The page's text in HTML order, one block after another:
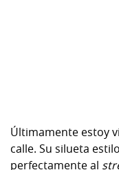
Últimamente estoy
calle. Su silueta
perfectamente al